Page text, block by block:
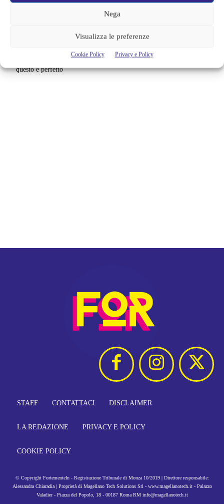
Nega
Visualizza le preferenze
Cookie Policy Privacy e Policy
Film Marvel in ordine cronologico | Come guardare film e serie del
potere, violenza e vendetta: per chi è incuriosito dal caso Epstein
questo è perfetto
STAFF CONTATTACI DISCLAIMER
LA REDAZIONE PRIVACY E POLICY
COOKIE POLICY
© Copyright FortementeIn - Registrazione Tribunale di Monza 10/2019 | Direttore responsabile:
Alessandra Chiaradia | Proprietà di Magellano Tech Solutions Srl - www.magellanotech.it - Palazzo
Valadier - Piazza del Popolo, 18 - 00187 Roma RM info@magellanotech.it